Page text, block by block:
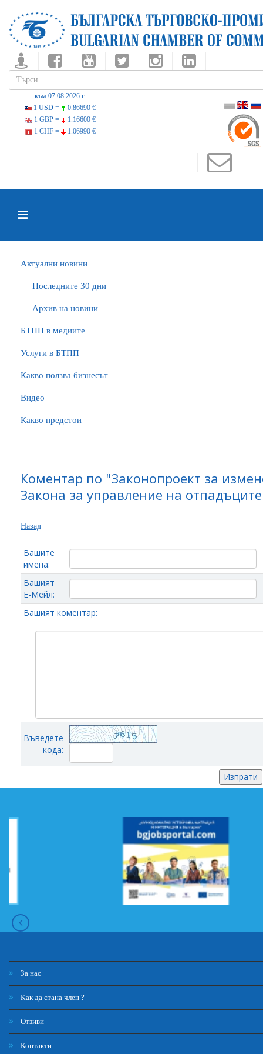
към 07.08.2026 г.
1 USD =
0.86690 €
1 GBP =
1.16600 €
1 CHF =
1.06990 €
Актуални новини
Последните 30 дни
Архив на новини
БTПП в медиите
Услуги в БТПП
Какво ползва бизнесът
Видео
Какво предстои
Коментар по "Законопроект за
Закона за управление на
Назад
Вашите
имена:
Вашият
Е-Мейл:
Вашият коментар:
Въведете
кода:
За нас
Как да стана член ?
Отзиви
Контакти